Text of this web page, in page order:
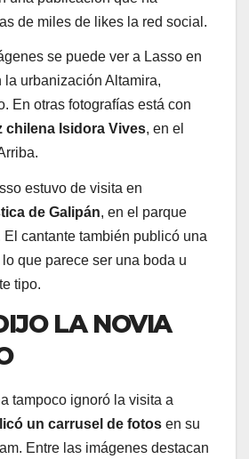
de miles de likes la red social.
se puede ver a Lasso en
la urbanización Altamira,
En otras fotografías está con
chilena Isidora Vives, en el
estuvo de visita en
de Galipán, en el parque
cantante también publicó una
que parece ser una boda u
tipo.
LA NOVIA
tampoco ignoró la visita a
un carrusel de fotos en su
Entre las imágenes destacan